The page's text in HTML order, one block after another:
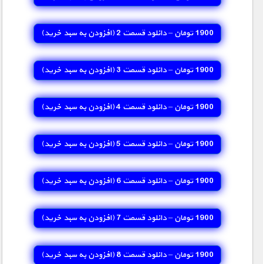
علم و فناوری
فرهنگ / هنر
کیهان / نجوم
گردشگری
ماورایی
مسابقات / ورزشی
مستند های اختصاصی
1900 تومان – دانلود قسمت 2 (افزودن به سبد خريد)
1900 تومان – دانلود قسمت 3 (افزودن به سبد خريد)
1900 تومان – دانلود قسمت 4 (افزودن به سبد خريد)
1900 تومان – دانلود قسمت 5 (افزودن به سبد خريد)
1900 تومان – دانلود قسمت 6 (افزودن به سبد خريد)
1900 تومان – دانلود قسمت 7 (افزودن به سبد خريد)
1900 تومان – دانلود قسمت 8 (افزودن به سبد خريد)